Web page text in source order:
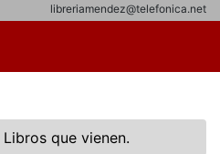
libreriamendez@telefonica.net
que vienen.